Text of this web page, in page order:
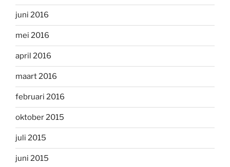
juni 2016
mei 2016
april 2016
maart 2016
februari 2016
oktober 2015
juli 2015
juni 2015